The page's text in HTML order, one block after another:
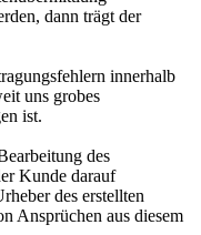
dann trägt der
innerhalb
uns grobes
ist.
des
Kunde darauf
des erstellten
Ansprüchen aus diesem